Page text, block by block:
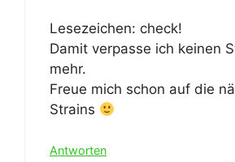
Lesezeichen: check!
Damit verpasse ich keinen
mehr.
Freue mich schon auf die
Strains
Antworten